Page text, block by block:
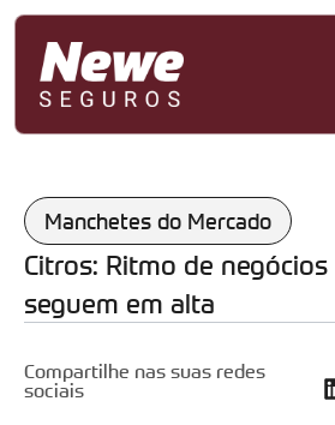
Manchetes do Mercado
Citros: Ritmo de
seguem em alta
Compartilhe nas suas redes
sociais